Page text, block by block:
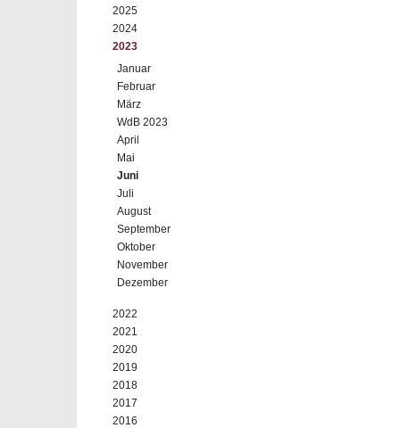
2025
2024
2023
Januar
Februar
März
WdB 2023
April
Mai
Juni
Juli
August
September
Oktober
November
Dezember
2022
2021
2020
2019
2018
2017
2016